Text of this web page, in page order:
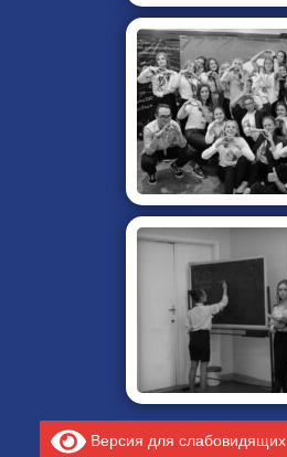
Версия для слабовидящих